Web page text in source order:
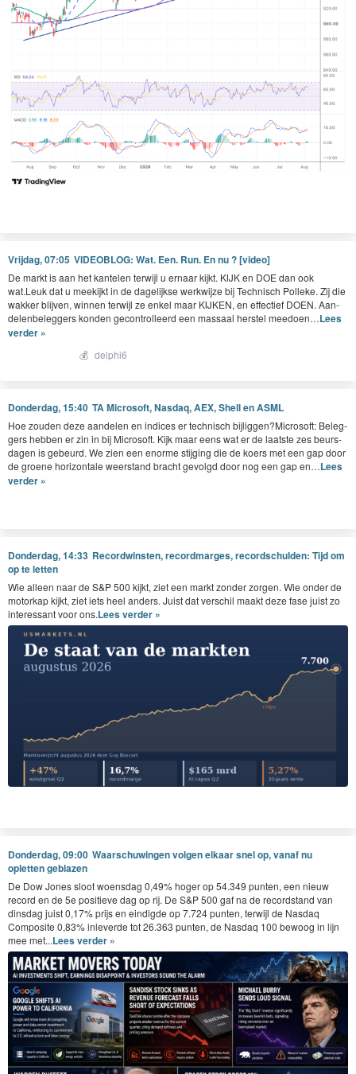
Vrijdag, 07:05 VIDEOBLOG: Wat. Een. Run. En nu ? [video]
De markt is aan het kan­te­len ter­wi­jl u ernaar kijkt. KIJKen DOEdan ook
wat.Leuk dat u meek­ijkt in de dagelijkse werk­wi­jze bij Tech­nisch Polleke. Zij die
wakker bli­jven, win­nen ter­wi­jl ze enkel maar KIJKEN, en effec­tief DOEN. Aan­
de­len­be­leg­gers kon­den gecon­trolleerd een mas­saal her­s­tel meedoen…Lees
verder »
💰 delphi6
Donderdag, 15:40 TA Microsoft, Nasdaq, AEX, Shell en ASML
Hoe zouden deze aan­de­len en indices er tech­nisch bijliggen?Microsoft: Beleg­
gers hebben er zin in bij Microsoft. Kijk maar eens wat er de laat­ste zes beurs­
da­gen is gebeurd. We zien een enorme sti­jging die de koers met een gap door
de groene hor­i­zon­tale weer­stand bracht gevol­gd door nog een gap en…Lees
verder »
Donderdag, 14:33 Recordwinsten, recordmarges, recordschulden: Tijd om
op te letten
Wie alleen naar de S&P 500 kijkt, ziet een markt zonder zorgen. Wie onder de
motorkap kijkt, ziet iets heel anders. Juist dat verschil maakt deze fase juist zo
interessant voor ons.Lees verder »
Donderdag, 09:00 Waarschuwingen volgen elkaar snel op, vanaf nu
opletten geblazen
De Dow Jones sloot woensdag 0,49% hoger op 54.349 punten, een nieuw
record en de 5e positieve dag op rij. De S&P 500 gaf na de recordstand van
dinsdag juist 0,17% prijs en eindigde op 7.724 punten, terwijl de Nasdaq
Composite 0,83% inleverde tot 26.363 punten, de Nasdaq 100 bewoog in lijn
mee met...Lees verder »